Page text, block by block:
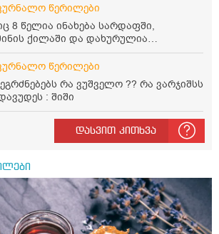
თუ შველის ორეგანოს ჩაი?
წერილები
წელია ინახება სარდაფში,
ქილაში და დახურულია
ექნება თუ არა შენარჩუნებული
და შეიძლება თუ არა მისი
წერილები
რა ვუშველო ?? რა ვარჯიშსს
: შიში
დასვით კითხვა